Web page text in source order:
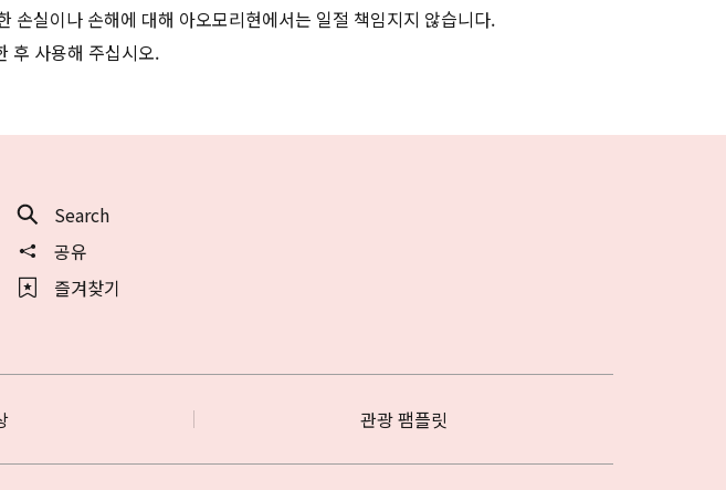
손실이나 손해에 대해 아오모리현에서는 일절 책임지지 않습니다.
후 사용해 주십시오.
Search
공유
즐겨찾기
관광 팸플릿